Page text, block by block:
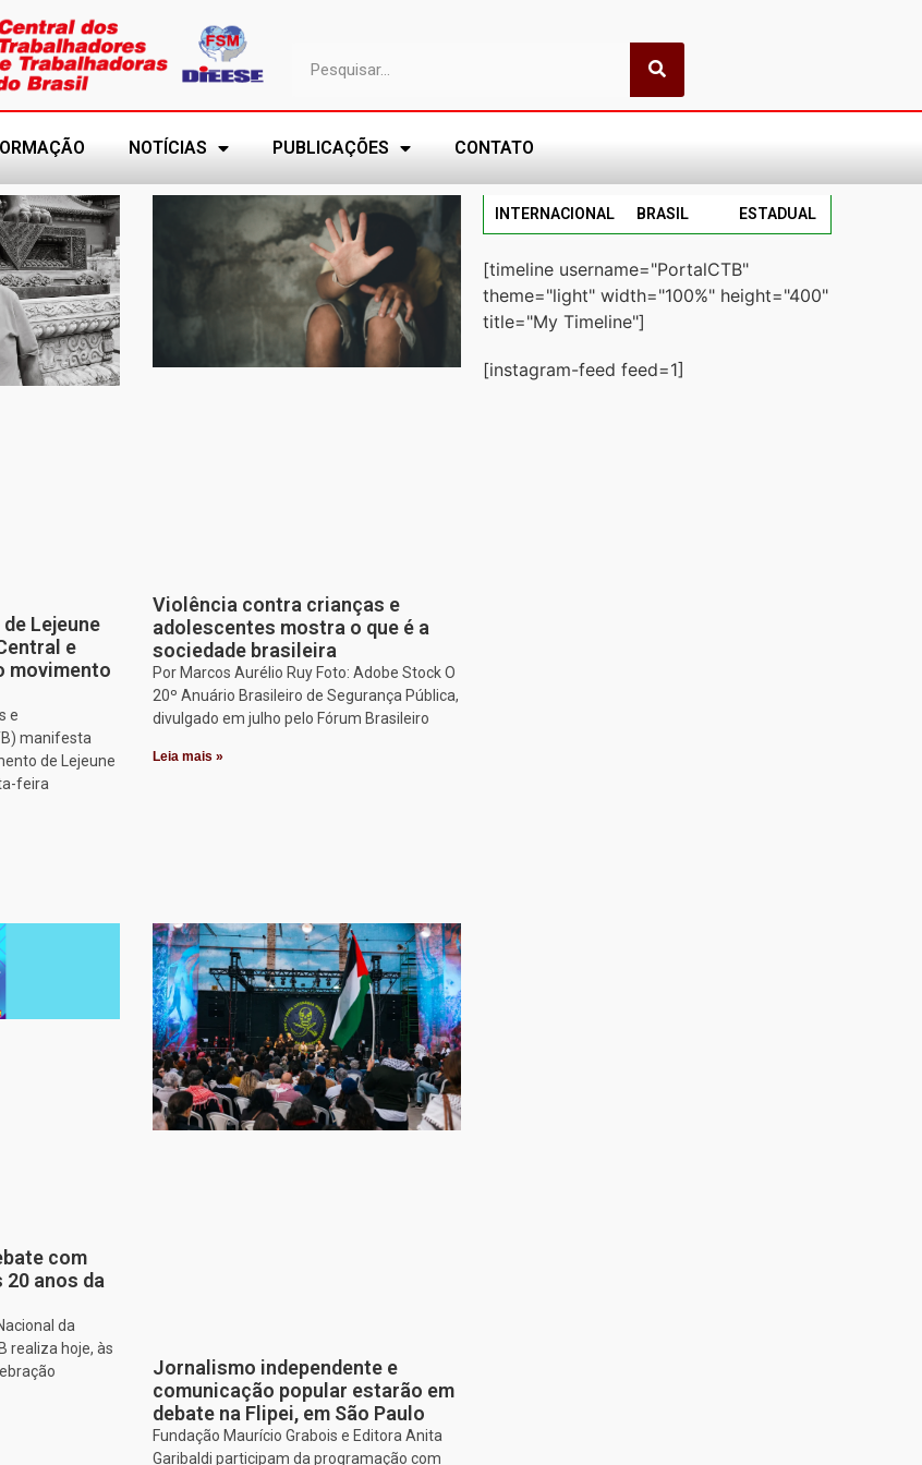
NOTÍCIAS PUBLICAÇÕES CONTATO
Lejeune
e
movimento
e
manifesta
de Lejeune
feira
Violência contra crianças e
adolescentes mostra o que é a
sociedade brasileira
Por Marcos Aurélio Ruy Foto: Adobe Stock O
20º Anuário Brasileiro de Segurança Pública,
divulgado em julho pelo Fórum Brasileiro
Leia mais »
com
anos da
da
realiza hoje, às
Jornalismo independente e
comunicação popular estarão em
debate na Flipei, em São Paulo
Fundação Maurício Grabois e Editora Anita
Garibaldi participam da programação com
INTERNACIONAL BRASIL ESTADUAL
[timeline username="PortalCTB"
theme="light" width="100%" height="400"
title="My Timeline"]
[instagram-feed feed=1]